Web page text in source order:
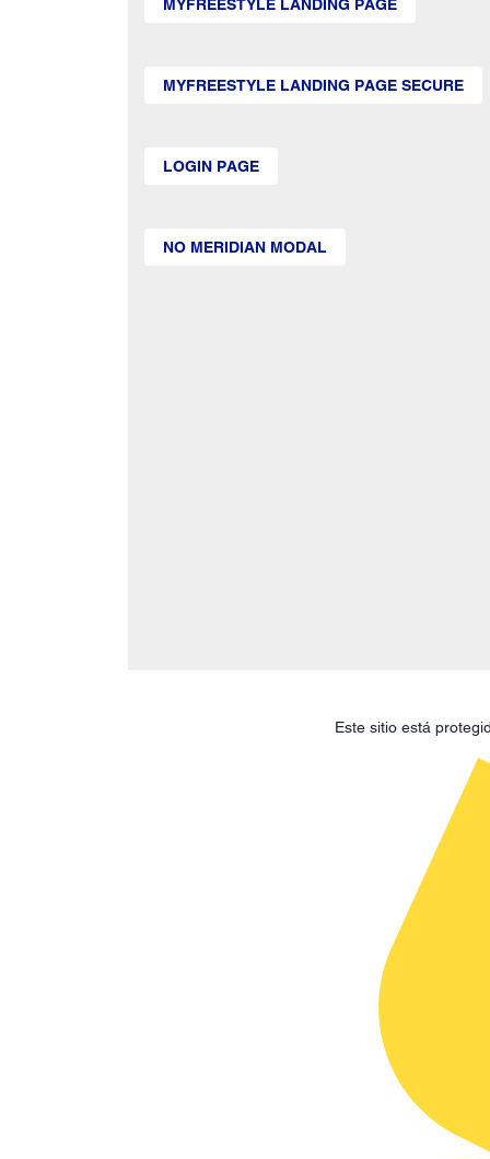
MYFREESTYLE LANDING PAGE
MYFREESTYLE LANDING PAGE SECURE
LOGIN PAGE
NO MERIDIAN MODAL
Este sitio está